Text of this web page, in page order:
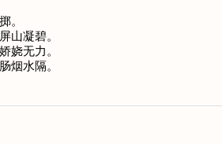
。
山凝碧。
娆无力。